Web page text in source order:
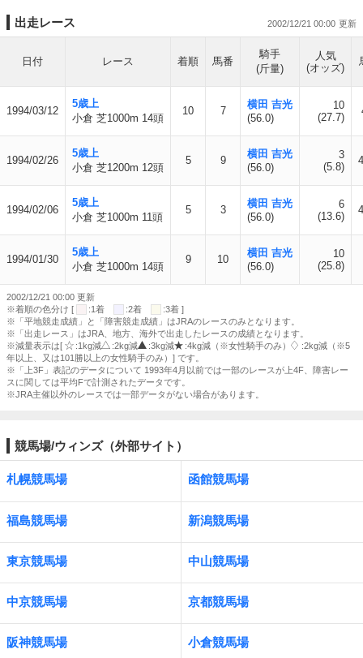
出走レース 2002/12/21 00:00
日付 レース 着順 馬番
騎手
(斤量)
人気
(オッズ)
1994/03/12
5歳上
小倉 芝1000m 14頭
10 7
横田 吉光
(56.0)
10
(27.7)
1994/02/26
5歳上
小倉 芝1200m 12頭
5 9
横田 吉光
(56.0)
3
(5.8)
1994/02/06
5歳上
小倉 芝1000m 11頭
5 3
横田 吉光
(56.0)
6
(13.6)
1994/01/30
5歳上
小倉 芝1000m 14頭
9 10
横田 吉光
(56.0)
10
(25.8)
2002/12/21 00:00 更新
※着順の色分け [
:1着 :2着
:3着 ]
※「平地競走成績」と「障害競走成績」はJRAのレースのみとなります。
※「出走レース」はJRA、地方、海外で出走したレースの成績となります。
※減量表示は[
:1kg減 :2kg減 :3kg減 :4kg減（※女性騎手のみ）
:2kg減（※5
年以上、又は101勝以上の女性騎手のみ）] です。
※「上3F」表記のデータについて 1993年4月以前では一部のレースが上4F、障害レー
スに関しては平均Fで計測されたデータです。
※JRA主催以外のレースでは一部データがない場合があります。
競馬場/ウィンズ（外部サイト）
札幌競馬場 函館競馬場
福島競馬場 新潟競馬場
東京競馬場 中山競馬場
中京競馬場 京都競馬場
阪神競馬場 小倉競馬場